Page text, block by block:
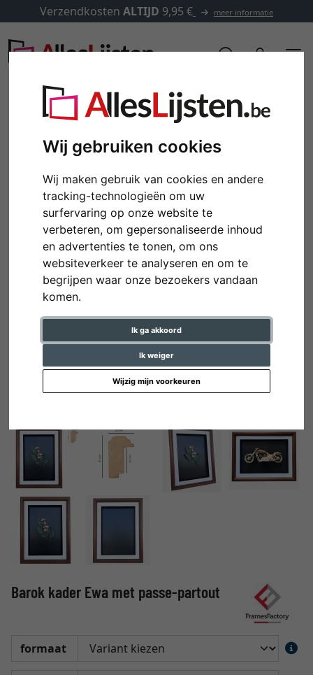
Wij gebruiken cookies
Wij maken gebruik van cookies en andere
tracking-technologieën om uw
surfervaring op onze website te
verbeteren, om gepersonaliseerde inhoud
en advertenties te tonen, om ons
websiteverkeer te analyseren en om te
begrijpen waar onze bezoekers vandaan
komen.
Ik ga akkoord
Ik weiger
Wijzig mijn voorkeuren
Verzendkosten ALTIJD 9,95 € meer informatie
Terug
Barok kader Ewa met passe-partout
formaat